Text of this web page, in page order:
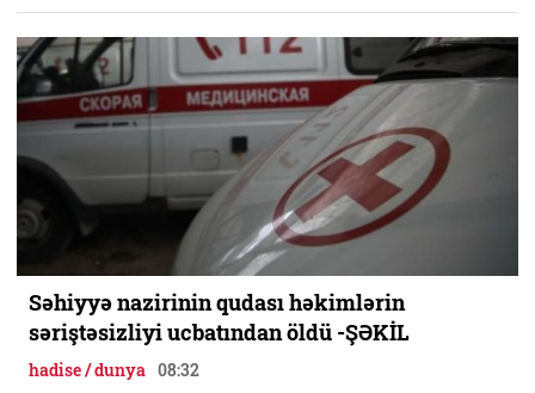
Səhiyyə nazirinin qudası həkimlərin
səriştəsizliyi ucbatından öldü -ŞƏKİL
hadise / dunya 08:32